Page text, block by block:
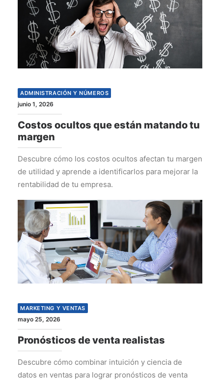
ADMINISTRACIÓN Y NÚMEROS
junio 1, 2026
Costos ocultos que están matando tu
margen
Descubre cómo los costos ocultos afectan tu margen
de utilidad y aprende a identificarlos para mejorar la
rentabilidad de tu empresa.
MARKETING Y VENTAS
mayo 25, 2026
Pronósticos de venta realistas
Descubre cómo combinar intuición y ciencia de
datos en ventas para lograr pronósticos de venta